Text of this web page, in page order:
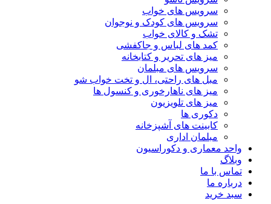
سرویس های خواب
سرویس های کودک و نوجوان
تشک و کالای خواب
کمد های لباس و جاکفشی
میز های تحریر و کتابخانه
سرویس های مبلمان
مبل های راحتی، ال و تخت خواب شو
میز های ناهارخوری و کنسول ها
میز های تلویزیون
دکوری ها
کابینت های آشپزخانه
مبلمان اداری
واحد معماری و دکوراسیون
وبلاگ
تماس با ما
درباره ما
سبد خرید